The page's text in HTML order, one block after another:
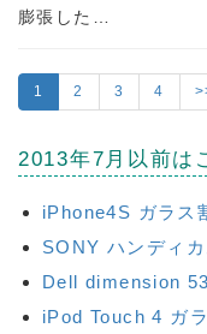
膨張した…
1 2 3 4
2013年7月以前は
iPhone4S ガラス
SONY ハンディ
Dell dimension
iPod Touch 4 ガ